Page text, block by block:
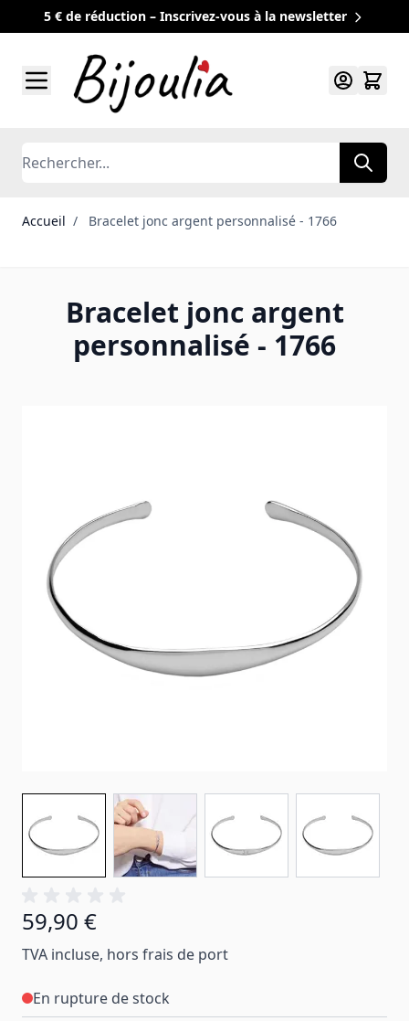
5 € de réduction – Inscrivez-vous à la newsletter
Rechercher
Accueil / Bracelet jonc argent personnalisé - 1766
Bracelet jonc argent
personnalisé - 1766
59,90 €
TVA incluse, hors frais de port
En rupture de stock